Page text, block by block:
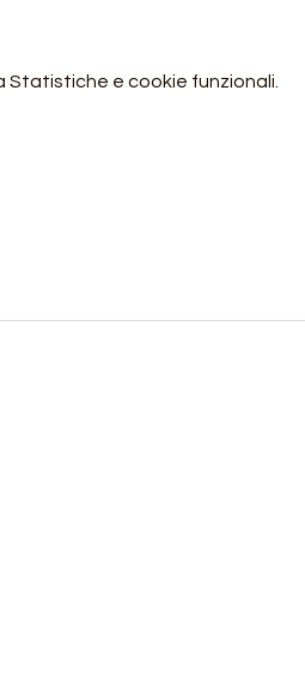
e cookie funzionali.